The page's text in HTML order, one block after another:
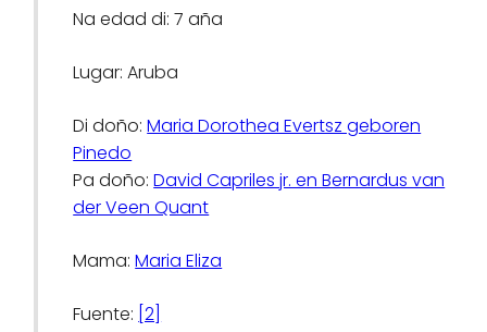
Na edad di: 7 aña
Lugar: Aruba
Di doño:Maria Dorothea Evertsz geboren
Pinedo
Pa doño:David Capriles jr. en Bernardus van
der Veen Quant
Mama:Maria Eliza
Fuente: [2]